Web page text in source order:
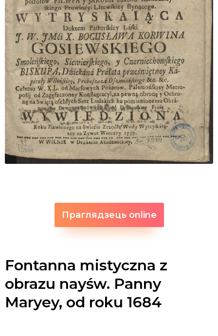
Праглядзець online
Fontanna mistyczna z
obrazu nayśw. Panny
Maryey, od roku 1684